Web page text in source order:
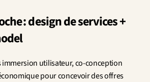
Making
: design de services +
utilisateur, co-conception
pour concevoir des offres